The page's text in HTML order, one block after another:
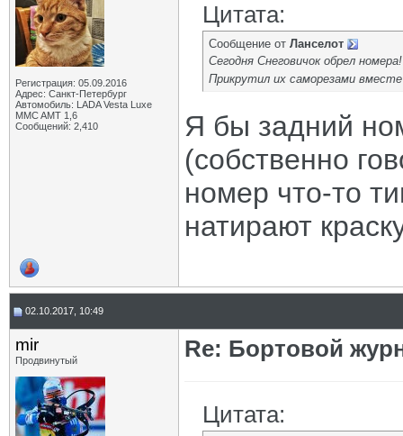
Регистрация: 05.09.2016
Адрес: Санкт-Петербург
Автомобиль: LADA Vesta Luxe
MMC AMT 1,6
Сообщений: 2,410
Цитата:
Сообщение от Ланселот
Сегодня Снеговичок обрел номера!
Прикрутил их саморезами
Я бы задний
(собственно
номер что-то
натирают
02.10.2017, 10:49
mir
Продвинутый Re: Бортовой
Цитата: